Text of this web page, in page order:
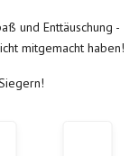
und Enttäuschung -
mitgemacht haben!